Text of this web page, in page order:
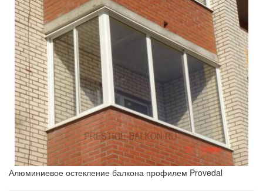
Алюминиевое остекление балкона профилем Provedal